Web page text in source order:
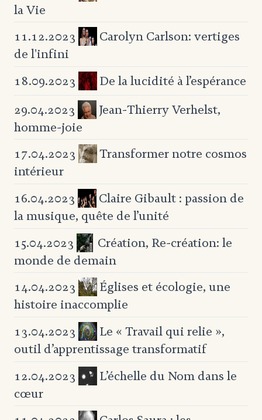
la Vie
11.12.2023
Carolyn Carlson: vertiges
de l'infini
18.09.2023
De la lucidité à l’espérance
29.04.2023
Jean-Thierry Verhelst,
homme-joie
17.04.2023
Transformer notre cosmos
intérieur
16.04.2023
Claire Gibault : passion de
la musique, quête de l’unité
15.04.2023
Création, Re-création: le
monde de demain
14.04.2023
Églises et écologie, une
histoire inaccomplie
13.04.2023
Le « Travail qui relie »,
outil d’apprentissage transformatif
12.04.2023
L’échelle du Nom dans le
cœur